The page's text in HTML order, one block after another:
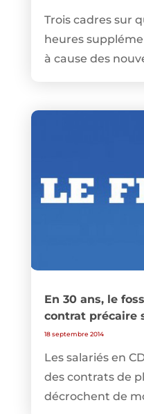
Trois cadres sur
heures
à cause des
En 30 ans, le
contrat précaire
18 septembre 2014
Les salariés en
des contrats de
décrochent de